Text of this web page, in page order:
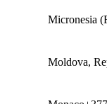
Micronesia
Moldova,